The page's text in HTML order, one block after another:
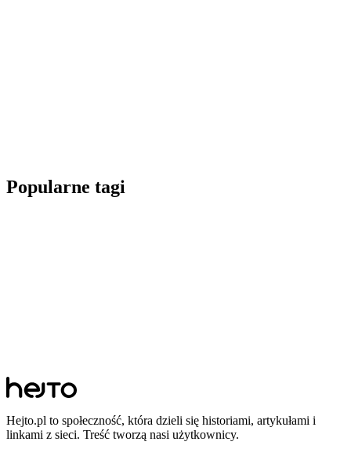
Popularne tagi
Hejto.pl to społeczność, która dzieli się historiami, artykułami i
linkami z sieci. Treść tworzą nasi użytkownicy.